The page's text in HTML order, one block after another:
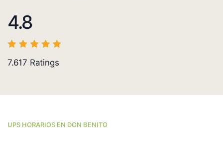
4.8
7.617 Ratings
UPS HORARIOS EN DON BENITO